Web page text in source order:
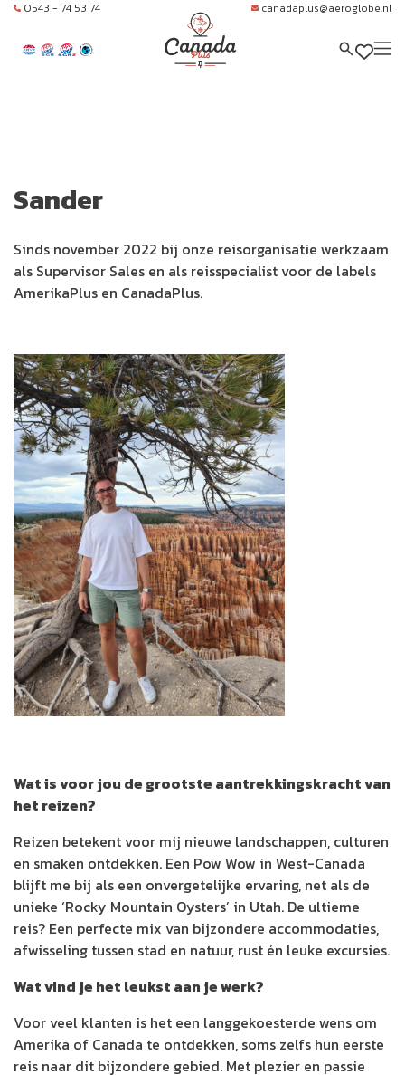
0543 - 74 53 74 canadaplus@aeroglobe.nl
Sander
Sinds november 2022 bij onze reisorganisatie werkzaam
als Supervisor Sales en als reisspecialist voor de labels
AmerikaPlus en CanadaPlus.
Wat is voor jou de grootste aantrekkingskracht van
het reizen?
Reizen betekent voor mij nieuwe landschappen, culturen
en smaken ontdekken. Een Pow Wow in West-Canada
blijft me bij als een onvergetelijke ervaring, net als de
unieke ‘Rocky Mountain Oysters’ in Utah. De ultieme
reis? Een perfecte mix van bijzondere accommodaties,
afwisseling tussen stad en natuur, rust én leuke excursies.
Wat vind je het leukst aan je werk?
Voor veel klanten is het een langgekoesterde wens om
Amerika of Canada te ontdekken, soms zelfs hun eerste
reis naar dit bijzondere gebied. Met plezier en passie